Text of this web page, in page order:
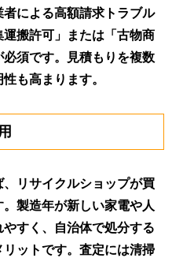
による高額請求トラブル
搬許可」または「古物商
須です。見積もりを複数
も高まります。
リサイクルショップが買
製造年が新しい家電や人
すく、自治体で処分する
ットです。査定には清掃